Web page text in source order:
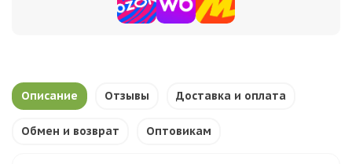
Описание Отзывы Доставка и оплата
Обмен и возврат Оптовикам